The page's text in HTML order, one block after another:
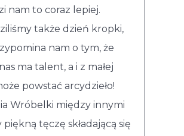
nam to coraz lepiej.
także dzień kropki,
nam o tym, że
ma talent, a i z małej
powstać arcydzieło!
Wróbelki między innymi
piękną tęczę składającą się